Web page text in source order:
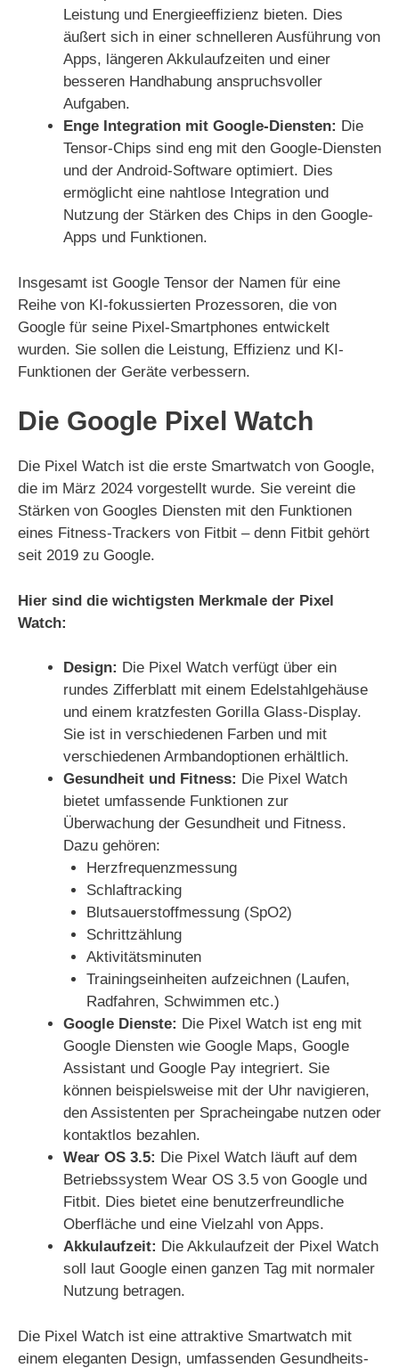
Leistung und Energieeffizienz bieten. Dies
äußert sich in einer schnelleren Ausführung von
Apps, längeren Akkulaufzeiten und einer
besseren Handhabung anspruchsvoller
Aufgaben.
Enge Integration mit Google-Diensten: Die
Tensor-Chips sind eng mit den Google-Diensten
und der Android-Software optimiert. Dies
ermöglicht eine nahtlose Integration und
Nutzung der Stärken des Chips in den Google-
Apps und Funktionen.
Insgesamt ist Google Tensor der Namen für eine
Reihe von KI-fokussierten Prozessoren, die von
Google für seine Pixel-Smartphones entwickelt
wurden. Sie sollen die Leistung, Effizienz und KI-
Funktionen der Geräte verbessern.
Die Google Pixel Watch
Die Pixel Watch ist die erste Smartwatch von Google,
die im März 2024 vorgestellt wurde. Sie vereint die
Stärken von Googles Diensten mit den Funktionen
eines Fitness-Trackers von Fitbit – denn Fitbit gehört
seit 2019 zu Google.
Hier sind die wichtigsten Merkmale der Pixel
Watch:
Design: Die Pixel Watch verfügt über ein
rundes Zifferblatt mit einem Edelstahlgehäuse
und einem kratzfesten Gorilla Glass-Display.
Sie ist in verschiedenen Farben und mit
verschiedenen Armbandoptionen erhältlich.
Gesundheit und Fitness: Die Pixel Watch
bietet umfassende Funktionen zur
Überwachung der Gesundheit und Fitness.
Dazu gehören:
Herzfrequenzmessung
Schlaftracking
Blutsauerstoffmessung (SpO2)
Schrittzählung
Aktivitätsminuten
Trainingseinheiten aufzeichnen (Laufen,
Radfahren, Schwimmen etc.)
Google Dienste: Die Pixel Watch ist eng mit
Google Diensten wie Google Maps, Google
Assistant und Google Pay integriert. Sie
können beispielsweise mit der Uhr navigieren,
den Assistenten per Spracheingabe nutzen oder
kontaktlos bezahlen.
Wear OS 3.5: Die Pixel Watch läuft auf dem
Betriebssystem Wear OS 3.5 von Google und
Fitbit. Dies bietet eine benutzerfreundliche
Oberfläche und eine Vielzahl von Apps.
Akkulaufzeit: Die Akkulaufzeit der Pixel Watch
soll laut Google einen ganzen Tag mit normaler
Nutzung betragen.
Die Pixel Watch ist eine attraktive Smartwatch mit
einem eleganten Design, umfassenden Gesundheits-